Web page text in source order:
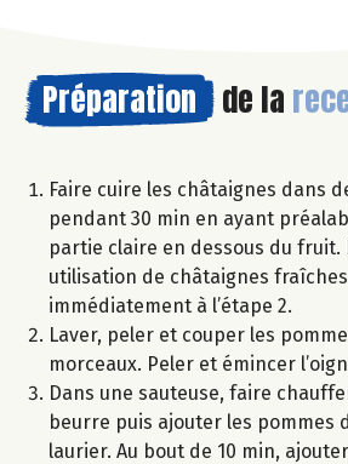
Préparation de la
Faire cuire les châtaignes dans
pendant 30 min en ayant
partie claire en dessous du fruit.
utilisation de châtaignes
immédiatement à l’étape 2.
Laver, peler et couper les
morceaux. Peler et émincer
Dans une sauteuse, faire
beurre puis ajouter les pommes
laurier. Au bout de 10 min,